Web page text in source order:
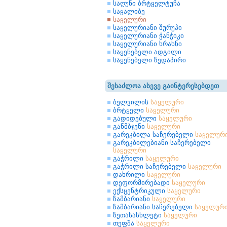
საღუნი ბრტყელტუჩა
საყალიბე
საყელური
საყელურიანი შურუპი
საყელურიანი ჭანჭიკი
საყელურიანი ხრახნი
საყენებელი ადგილი
საყენებელი ზედაპირი
შესაძლოა ასევე გაინტერესებდეთ
ბელვილის საყელური
ბრტყელი საყელური
გადიდებული საყელური
განმბჯენი საყელური
გარეკბილა საჩერებელი
გარეკბილებიანი საჩერებელი
საყელური
გაჭრილი საყელური
გაჭრილი საჩერებელი საყელური
დახრილი საყელური
დეფორმირებადი საყელური
ექსცენტრიკული საყელური
ზამბარიანი საყელური
ზამბარიანი საჩერებელი
ზეთასასხლეტი საყელური
თეფშა საყელური